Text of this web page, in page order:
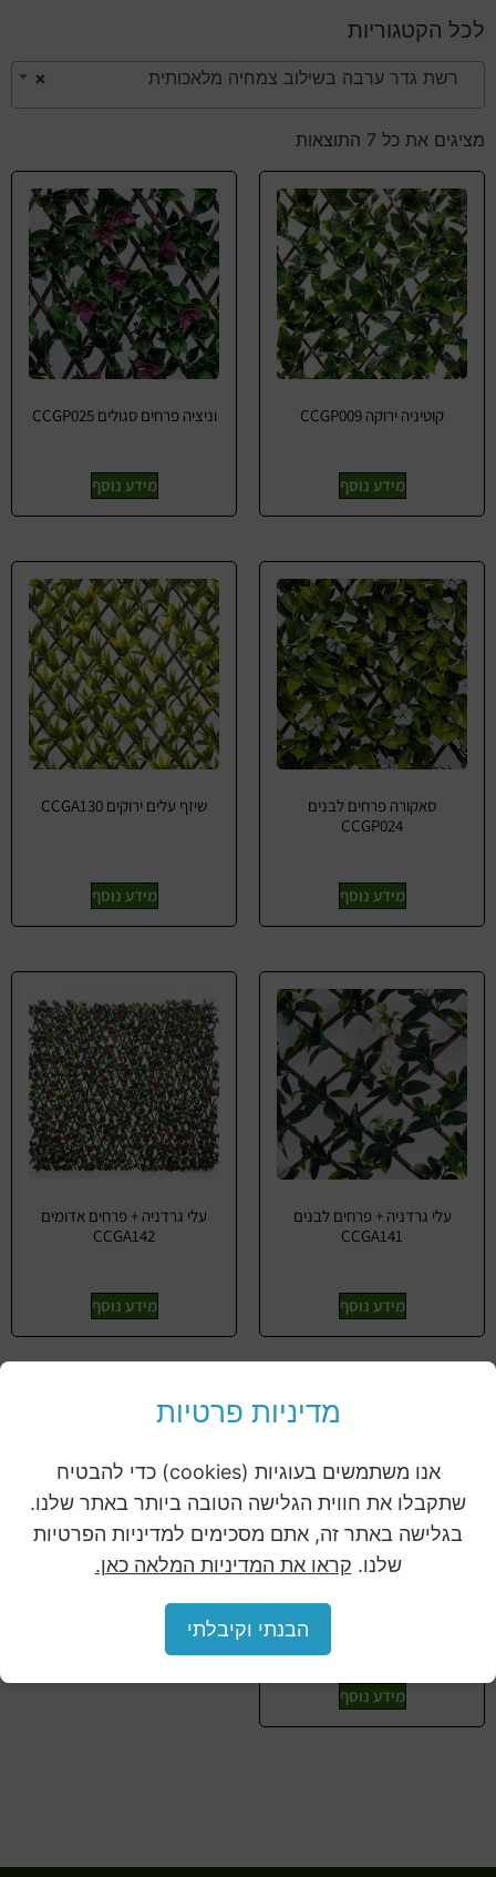
מדיניות פרטיות
אנו משתמשים בעוגיות (cookies) כדי להבטיח
שתקבלו את חווית הגלישה הטובה ביותר באתר שלנו.
בגלישה באתר זה, אתם מסכימים למדיניות הפרטיות
שלנו. קראו את המדיניות המלאה כאן.
הבנתי וקיבלתי
לכל הקטגוריות
× רשת גדר ערבה בשילוב צמחיה מלאכותית
מציגים את כל ⁦7⁩ התוצאות
קוטיניה ירוקה CCGP009
מידע נוסף
וניציה פרחים סגולים CCGP025
מידע נוסף
סאקורה פרחים לבנים
CCGP024
מידע נוסף
שיזף עלים ירוקים CCGA130
מידע נוסף
עלי גרדניה + פרחים לבנים
CCGA141
מידע נוסף
עלי גרדניה + פרחים אדומים
CCGA142
מידע נוסף
מידע נוסף